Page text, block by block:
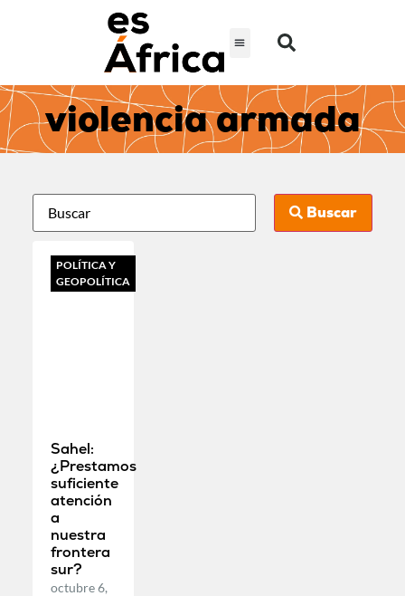
violencia armada
Buscar
POLÍTICA Y
GEOPOLÍTICA
Sahel:
¿Prestamos
suficiente
atención
a
nuestra
frontera
sur?
octubre 6,